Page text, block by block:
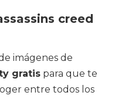
creed
imágenes de
gratis para que te
entre todos los